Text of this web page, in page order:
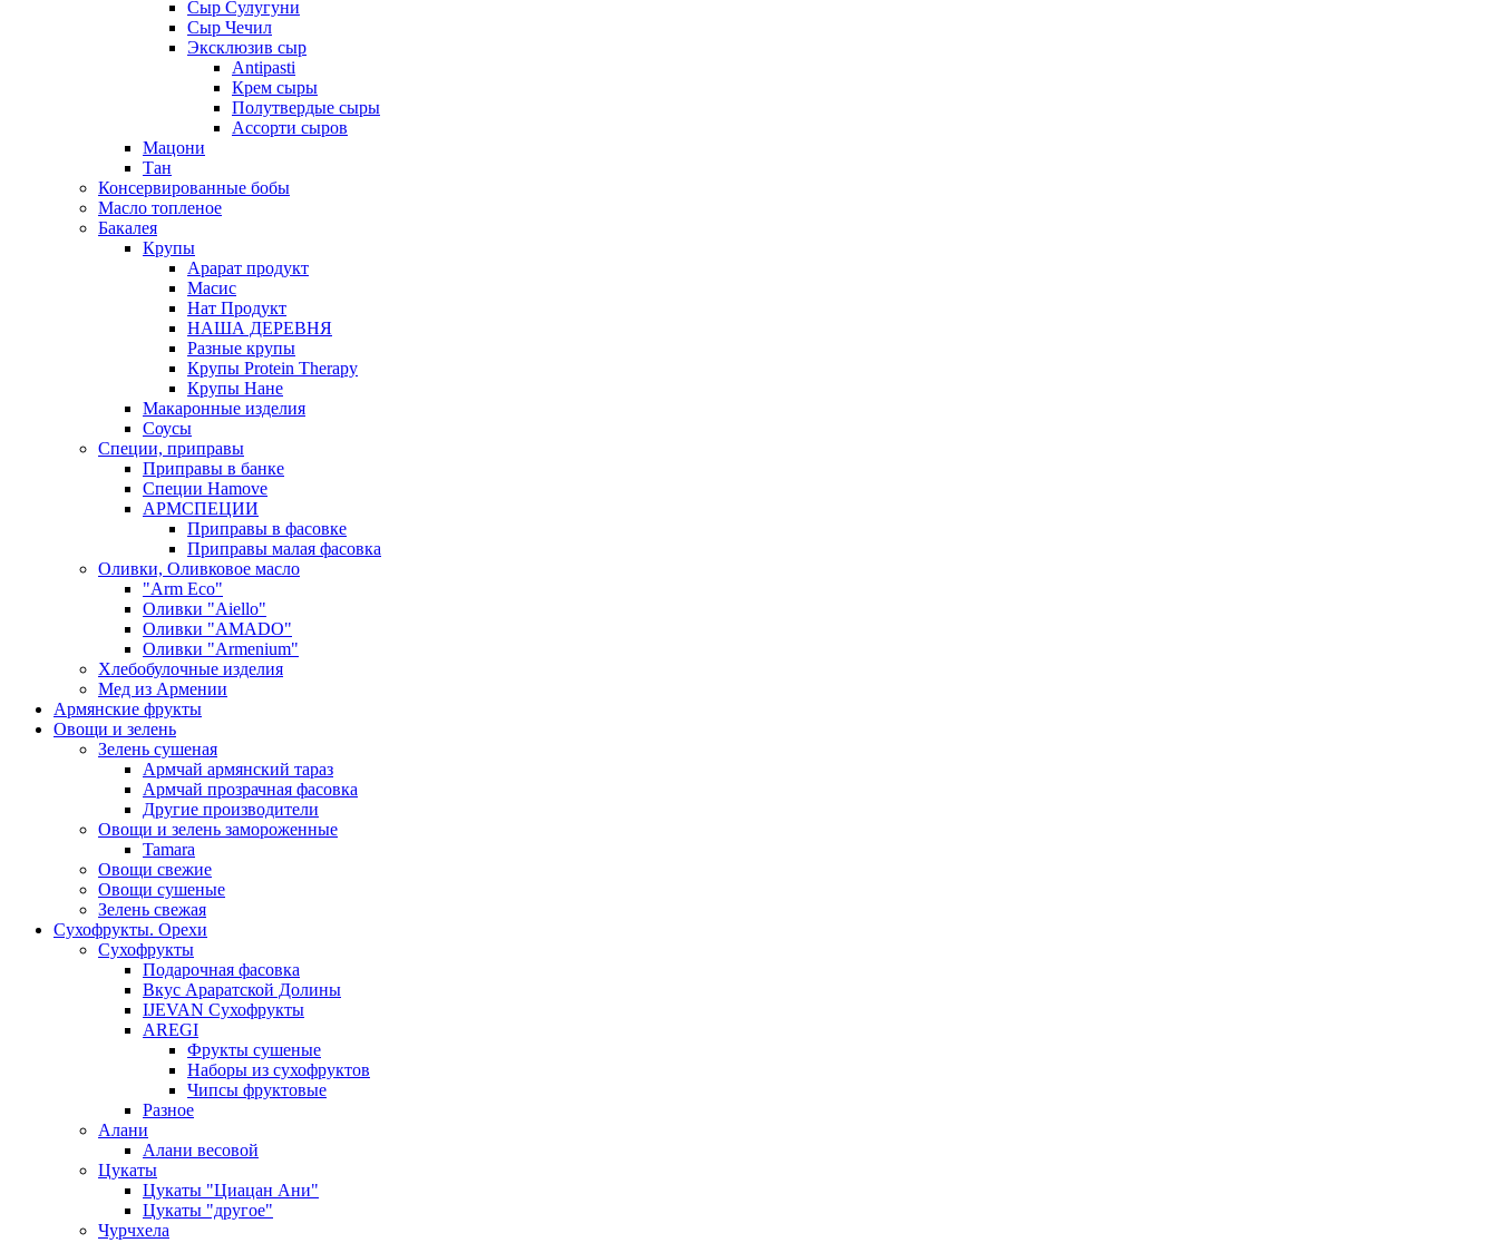
Сыр Сулугуни
Сыр Чечил
Эксклюзив сыр
Antipasti
Крем сыры
Полутвердые сыры
Ассорти сыров
Мацони
Тан
Консервированные бобы
Масло топленое
Бакалея
Крупы
Арарат продукт
Масис
Нат Продукт
НАША ДЕРЕВНЯ
Разные крупы
Крупы Protein Therapy
Крупы Нане
Макаронные изделия
Соусы
Специи, приправы
Приправы в банке
Специи Hamove
АРМСПЕЦИИ
Приправы в фасовке
Приправы малая фасовка
Оливки, Оливковое масло
"Arm Eco"
Оливки "Aiello"
Оливки "AMADO"
Оливки "Armenium"
Хлебобулочные изделия
Мед из Армении
Армянские фрукты
Овощи и зелень
Зелень сушеная
Армчай армянский тараз
Армчай прозрачная фасовка
Другие производители
Овощи и зелень замороженные
Tamara
Овощи свежие
Овощи сушеные
Зелень свежая
Сухофрукты. Орехи
Сухофрукты
Подарочная фасовка
Вкус Араратской Долины
IJEVAN Сухофрукты
AREGI
Фрукты сушеные
Наборы из сухофруктов
Чипсы фруктовые
Разное
Алани
Алани весовой
Цукаты
Цукаты "Циацан Ани"
Цукаты "другое"
Чурчхела